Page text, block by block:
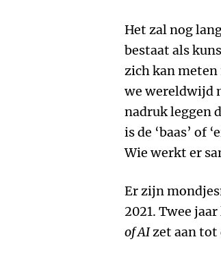
Het zal nog
bestaat als
zich kan meten
we wereldwijd
nadruk leggen
is de ‘baas’ of
Wie werkt er
Er zijn
2021. Twee
of AIzet aan tot